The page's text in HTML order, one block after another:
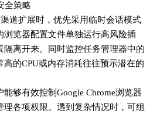
全策略
道扩展时，优先采用临时会话模式
浏览器配置文件单独运行高风险插
隔离开来。同时监控任务管理器中的
的CPU或内存消耗往往预示潜在的
够有效控制Google Chrome浏览器
理各项权限。遇到复杂情况时，可组